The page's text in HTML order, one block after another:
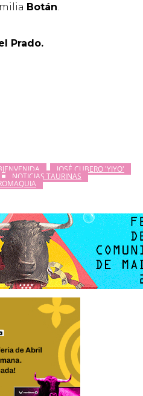
Botán
Prado.
JOSÉ CUBERO 'YIYO'
NOTICIAS TAURINAS